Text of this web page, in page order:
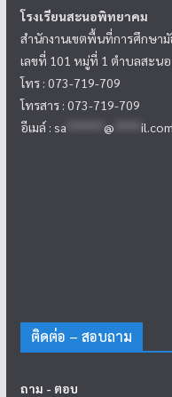
โรงเรียนสะนอพิทยาคม
สำนักงานเขตพื้นที่การศึกษา
เลขที่ 101 หมู่ที่ 1 ตำบลสะน
โทร : 073-719-709
โทรสาร : 073-719-709
อีเมล์ : sa @ il.com
ติดต่อ – สอบถาม
ถาม - ตอบ